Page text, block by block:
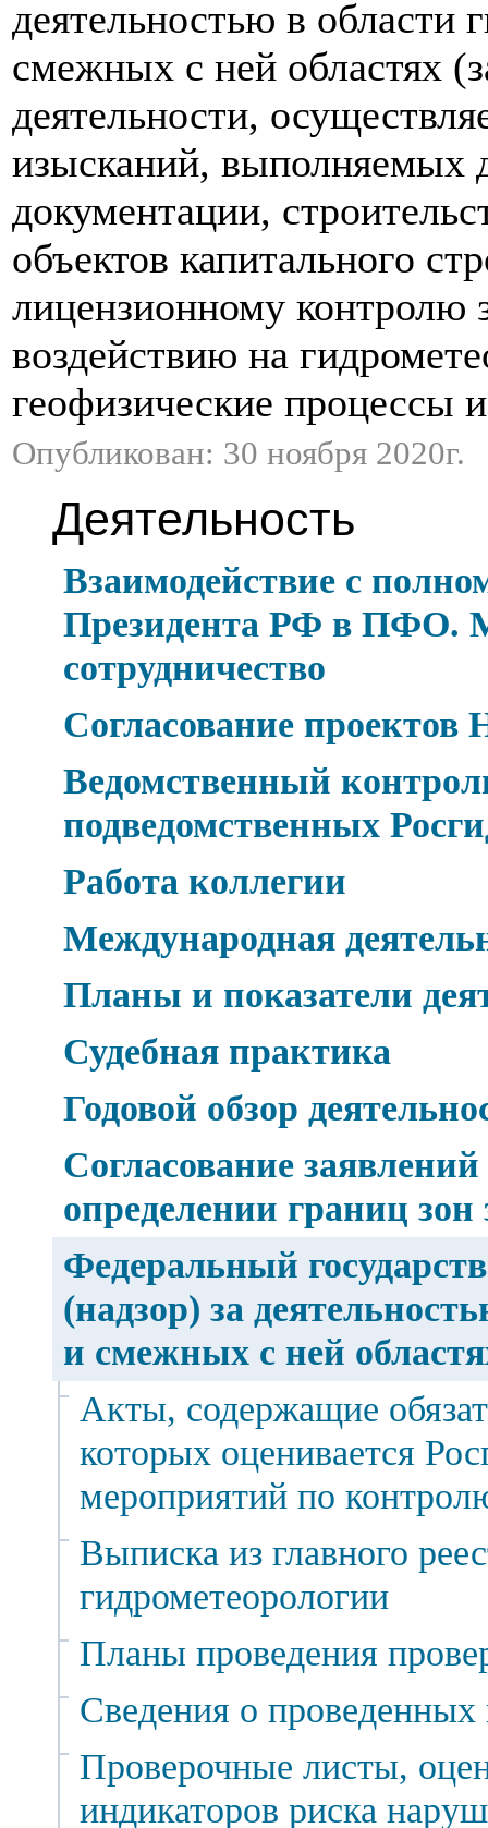
деятельностью в области
смежных с ней областях
деятельности,
изысканий, выполняемых
документации,
объектов капитального
лицензионному контролю
воздействию на
геофизические процессы
Опубликован: 30 ноября 2020г.
Деятельность
Взаимодействие с
Президента РФ в ПФО.
сотрудничество
Согласование проектов
Ведомственный
подведомственных
Работа коллегии
Международная
Планы и показатели
Судебная практика
Годовой обзор
Согласование
определении границ зон
Федеральный
(надзор) за
и смежных с ней
Акты, содержащие
которых оценивается
мероприятий по
Выписка из главного
гидрометеорологии
Планы проведения
Сведения о проведенных
Проверочные листы,
индикаторов риска